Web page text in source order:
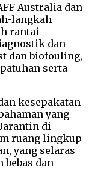
Australia dan
langkah
rantai
dan
dan biofouling,
serta
kesepakatan
yang
di
ruang lingkup
yang selaras
bebas dan